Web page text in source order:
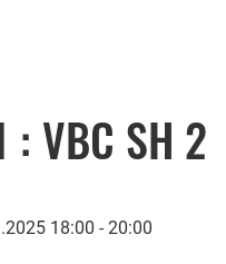
: VBC SH 2
18:00 - 20:00